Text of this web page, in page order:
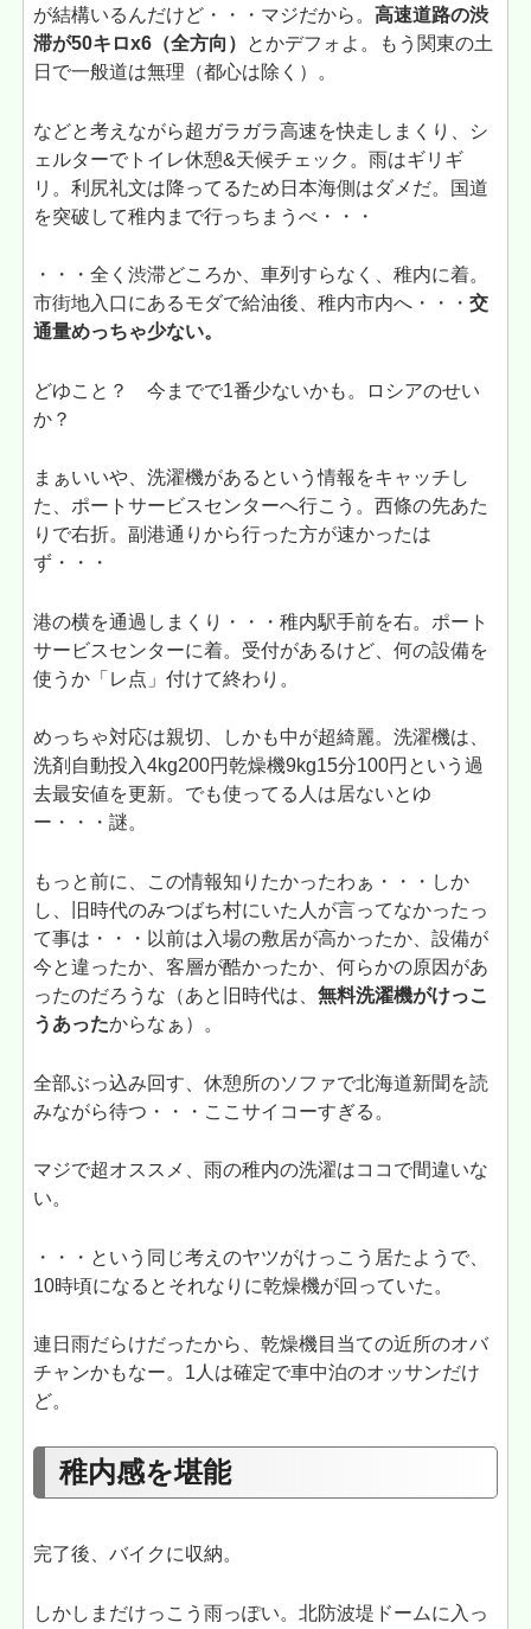
が結構いるんだけど・・・マジだから。高速道路の渋
滞が50キロx6（全方向）
とかデフォよ。もう関東の土
日で一般道は無理（都心は除く）。
などと考えながら超ガラガラ高速を快走しまくり、シ
ェルターでトイレ休憩&天候チェック。雨はギリギ
リ。利尻礼文は降ってるため日本海側はダメだ。国道
を突破して稚内まで行っちまうべ・・・
・・・全く渋滞どころか、車列すらなく、稚内に着。
市街地入口にあるモダで給油後、稚内市内へ・・・交
通量めっちゃ少ない。
どゆこと？ 今までで1番少ないかも。ロシアのせい
か？
まぁいいや、洗濯機があるという情報をキャッチし
た、ポートサービスセンターへ行こう。西條の先あた
りで右折。副港通りから行った方が速かったは
ず・・・
港の横を通過しまくり・・・稚内駅手前を右。ポート
サービスセンターに着。受付があるけど、何の設備を
使うか「レ点」付けて終わり。
めっちゃ対応は親切、しかも中が超綺麗。洗濯機は、
洗剤自動投入4kg200円乾燥機9kg15分100円という過
去最安値を更新。でも使ってる人は居ないとゆ
ー・・・謎。
もっと前に、この情報知りたかったわぁ・・・しか
し、旧時代のみつばち村にいた人が言ってなかったっ
て事は・・・以前は入場の敷居が高かったか、設備が
今と違ったか、客層が酷かったか、何らかの原因があ
ったのだろうな（あと旧時代は、無料洗濯機がけっこ
うあったからなぁ）。
全部ぶっ込み回す、休憩所のソファで北海道新聞を読
みながら待つ・・・ここサイコーすぎる。
マジで超オススメ、雨の稚内の洗濯はココで間違いな
い。
・・・という同じ考えのヤツがけっこう居たようで、
10時頃になるとそれなりに乾燥機が回っていた。
連日雨だらけだったから、乾燥機目当ての近所のオバ
チャンかもなー。1人は確定で車中泊のオッサンだけ
ど。
稚内感を堪能
完了後、バイクに収納。
しかしまだけっこう雨っぽい。北防波堤ドームに入っ